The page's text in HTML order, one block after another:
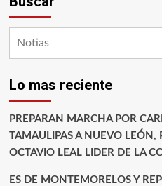
Lo mas reciente
PREPARAN MARCHA POR
TAMAULIPAS A NUEVO LEÓN,
OCTAVIO LEAL LIDER DE LA
ES DE MONTEMORELOS Y